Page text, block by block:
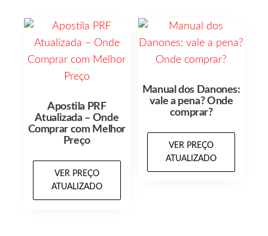
Apostila PRF
Atualizada – Onde
Comprar com Melhor
Preço
VER PREÇO
ATUALIZADO
Manual dos Danones:
vale a pena? Onde
comprar?
VER PREÇO
ATUALIZADO